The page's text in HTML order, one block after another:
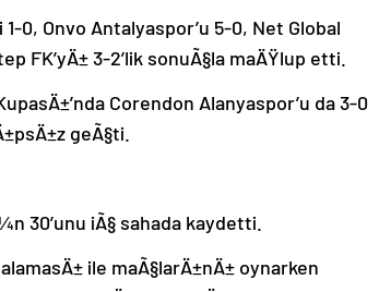
0, Onvo Antalyaspor’u 5-0, Net Global
FK’yÄ± 3-2’lik sonuÃ§la maÄŸlup etti.
Corendon Alanyaspor’u da 3-0
geÃ§ti.
30’unu iÃ§ sahada kaydetti.
ile maÃ§larÄ±nÄ± oynarken